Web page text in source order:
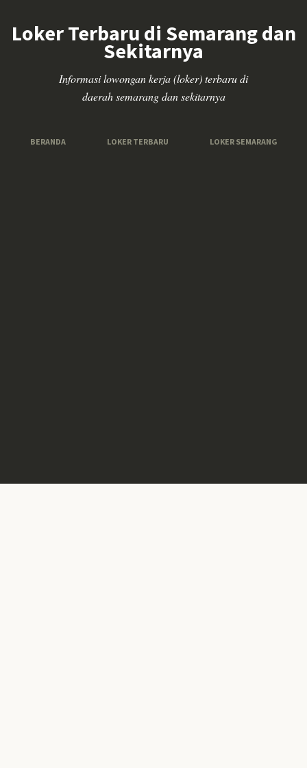
Loker Terbaru di Semarang dan
Sekitarnya
Informasi lowongan kerja (loker) terbaru di
daerah semarang dan sekitarnya
BERANDA LOKER TERBARU LOKER SEMARANG